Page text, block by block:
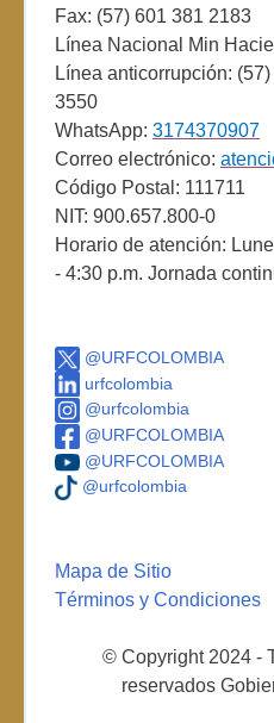
Fax: (57) 601 381 2183
Línea Nacional Min
Línea anticorrupción:
3550
WhatsApp: 3174370907
Correo electrónico:
Código Postal: 111711
NIT: 900.657.800-0
Horario de atención:
- 4:30 p.m. Jornada
@URFCOLOMBIA
urfcolombia
@urfcolombia
@URFCOLOMBIA
@URFCOLOMBIA
@urfcolombia
Mapa de Sitio
Términos y Condiciones
© Copyright 2024 -
reservados